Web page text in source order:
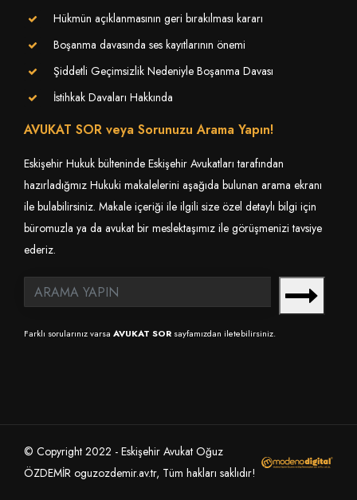
Hükmün açıklanmasının geri bırakılması kararı
Boşanma davasında ses kayıtlarının önemi
Şiddetli Geçimsizlik Nedeniyle Boşanma Davası
İstihkak Davaları Hakkında
AVUKAT SOR veya Sorunuzu Arama Yapın!
Eskişehir Hukuk bülteninde Eskişehir Avukatları tarafından
hazırladığmız Hukuki makalelerini aşağıda bulunan arama ekranı
ile bulabilirsiniz. Makale içeriği ile ilgili size özel detaylı bilgi için
büromuzla ya da avukat bir meslektaşımız ile görüşmenizi tavsiye
ederiz.
Farklı sorularınız varsa AVUKAT SOR sayfamızdan iletebilirsiniz.
© Copyright 2022 - Eskişehir Avukat Oğuz
ÖZDEMİR oguzozdemir.av.tr, Tüm hakları saklıdır!